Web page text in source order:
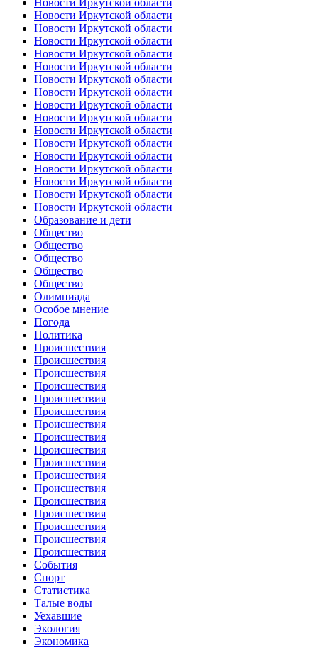
Новости Иркутской области
Новости Иркутской области
Новости Иркутской области
Новости Иркутской области
Новости Иркутской области
Новости Иркутской области
Новости Иркутской области
Новости Иркутской области
Новости Иркутской области
Новости Иркутской области
Новости Иркутской области
Новости Иркутской области
Новости Иркутской области
Новости Иркутской области
Новости Иркутской области
Новости Иркутской области
Образование и дети
Общество
Общество
Общество
Общество
Общество
Олимпиада
Особое мнение
Погода
Политика
Происшествия
Происшествия
Происшествия
Происшествия
Происшествия
Происшествия
Происшествия
Происшествия
Происшествия
Происшествия
Происшествия
Происшествия
Происшествия
Происшествия
Происшествия
Происшествия
Происшествия
События
Спорт
Статистика
Талые воды
Уехавшие
Экология
Экономика